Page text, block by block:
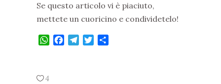
Se questo articolo vi è piaciuto,
mettete un cuoricino e condividetelo!
WhatsApp
Facebook
Telegram
Twitter
4